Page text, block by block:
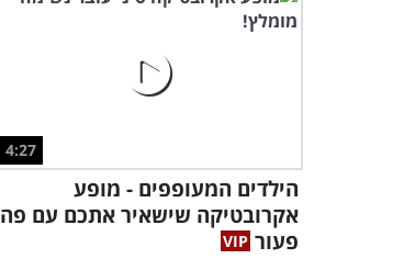
4:27
הילדים המעופפים - מופע
אקרובטיקה שישאיר אתכם עם פה
פעור